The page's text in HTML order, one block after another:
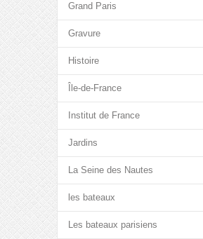
Grand Paris
Gravure
Histoire
Île-de-France
Institut de France
Jardins
La Seine des Nautes
les bateaux
Les bateaux parisiens